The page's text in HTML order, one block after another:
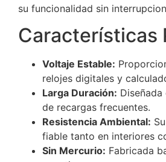
su funcionalidad sin
Características
Voltaje Estable:
relojes digitales y
Larga Duración:
de recargas frecuentes.
Resistencia Ambiental:
fiable tanto en interiores
Sin Mercurio: Fabricada